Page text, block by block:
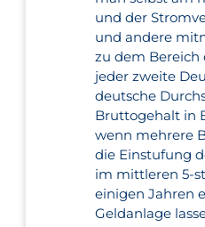
und der
und andere
zu dem Bereich
jeder zweite
deutsche
Bruttogehalt in
wenn mehrere
die Einstufung
im mittleren 5-
einigen Jahren
Geldanlage